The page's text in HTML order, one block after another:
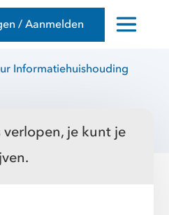
/ Aanmelden
Informatiehuishouding
je kunt je